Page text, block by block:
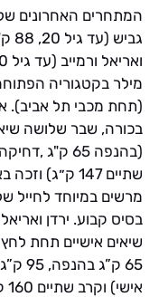
המתחרים האחרונים של
(תחת מכבי תל אביב).
בכורה, שבר שלושה
שתיים 147 ק״ג)
מרשים במיוחד לחייל
בסיס קבוע. ירדן
שיאים אישיים תחת
65